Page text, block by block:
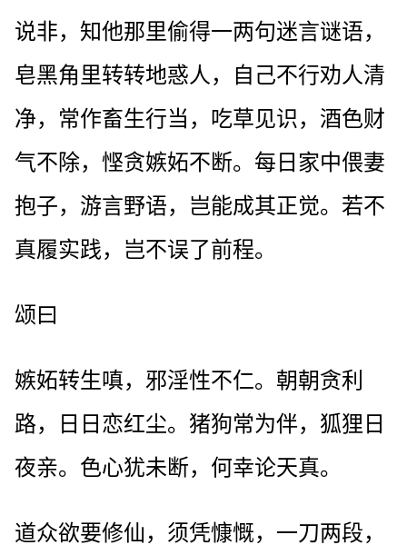
说非，知他那里偷得一两句迷言谜语，
皂黑角里转转地惑人，自己不行劝人清
净，常作畜生行当，吃草见识，酒色财
气不除，悭贪嫉妬不断。每日家中偎妻
抱子，游言野语，岂能成其正觉。若不
真履实践，岂不误了前程。
颂曰
嫉妬转生嗔，邪淫性不仁。朝朝贪利
路，日日恋红尘。猪狗常为伴，狐狸日
夜亲。色心犹未断，何幸论天真。
道众欲要修仙，须凭慷慨，一刀两段，